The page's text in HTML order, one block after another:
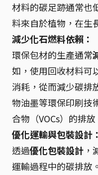
材料的碳足跡通常也
料來自於植物，在生
減少化石燃料依賴：
環保包材的生產通常
如，使用回收材料可
消耗，從而減少碳排
物油墨等環保印刷技
合物（VOCs）的排
優化運輸與包裝設計：
透過優化包裝設計
運輸過程中的碳排放